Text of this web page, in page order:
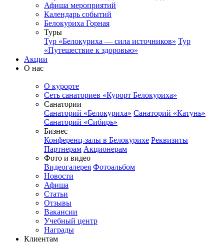
Афиша мероприятий
Календарь событий
Белокуриха Горная
Туры
Тур «Белокуриха — сила источников» Тур
«Путешествие к здоровью»
Акции
О нас
О курорте
Сеть санаториев «Курорт Белокуриха»
Санатории
Санаторий «Белокуриха» Санаторий «Катунь»
Санаторий «Сибирь»
Бизнес
Конференц-залы в Белокурихе Реквизиты
Партнерам Акционерам
Фото и видео
Видеогалерея Фотоальбом
Новости
Афиша
Статьи
Отзывы
Вакансии
Учебный центр
Награды
Клиентам